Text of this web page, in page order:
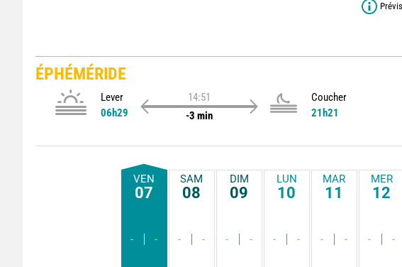
ÉPHÉMÉRIDE
Lever
06h29
14:51
-3 min
Coucher
21h21
VEN
07
- -
SAM
08
- -
DIM
09
- -
LUN
10
- -
MAR
11
- -
MER
12
- -